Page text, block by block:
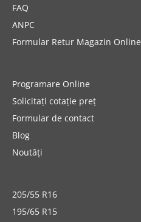
FAQ
ANPC
Formular Retur Magazin Online
Programare Online
Solicitați cotație preț
Formular de contact
Blog
Noutăți
205/55 R16
195/65 R15